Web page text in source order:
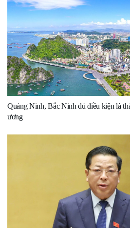
Quảng Ninh, Bắc Ninh đủ điều kiện là
ương